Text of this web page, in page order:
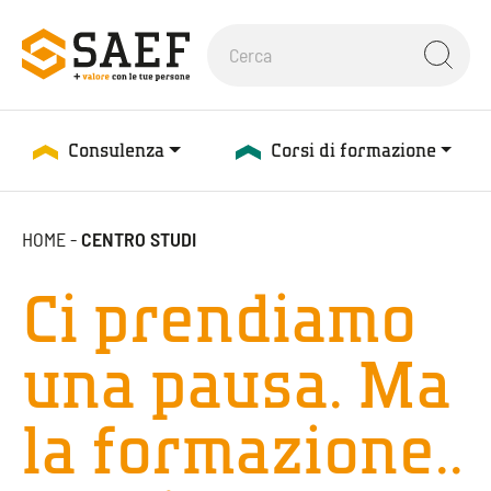
Consulenza Corsi di formazione
HOME-CENTRO STUDI
Ci prendiamo
una pausa. Ma
la formazione..